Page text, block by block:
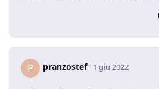
P pranzostef 1 giu 2022